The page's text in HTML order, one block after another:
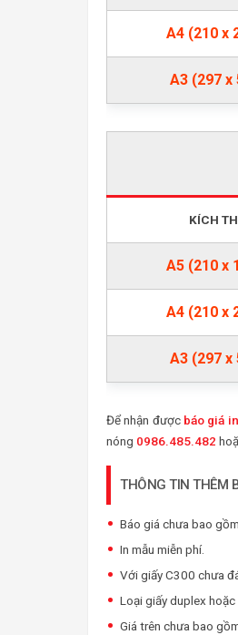
A4 (210 x
A3 (297 x
KÍCH
A5 (210 x
A4 (210 x
A3 (297 x
Để nhận được báo giá
nóng 0986.485.482
THÔNG TIN THÊM
Báo giá chưa bao
In mẫu miễn phí.
Với giấy C300 chưa
Loại giấy duplex
Giá trên chưa bao